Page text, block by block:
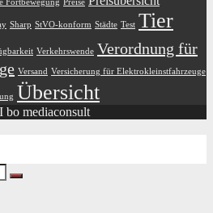
Fortbewegung Preise
Sharp StVO-konform Städte Test Tier
Verkehrswende Verordnung für
Versand Versicherung für Elektrokleinstfahrzeuge
Übersicht
bo mediaconsult